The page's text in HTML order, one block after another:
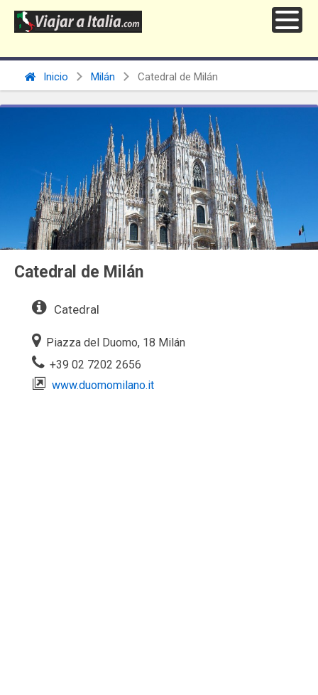
Inicio Milán Catedral de Milán
Catedral de Milán
Catedral
Piazza del Duomo, 18 Milán
+39 02 7202 2656
www.duomomilano.it